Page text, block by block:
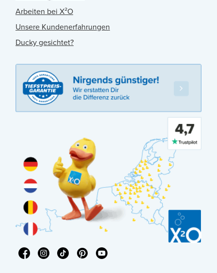
Arbeiten bei X²O
Unsere Kundenerfahrungen
Ducky gesichtet?